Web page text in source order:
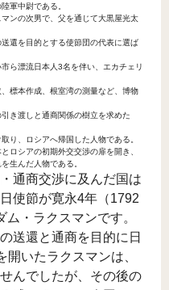
軍中尉である。
ンの次男で、父を通じて大黒屋光太
還を目的とする使節団の代表に選ば
ら漂流日本人3名を伴い、エカチェリ
標本作成、根室湾の測量など、博物
き渡しと通商関係の樹立を求めた
り、ロシアへ帰国した人物である。
ロシアの初期外交交渉の扉を開き、
生んだ人物である。
通商交渉に及んだ国は
使節が寛永4年（1792
・ラクスマンです。
送還と通商を目的に日
開いたラクスマンは、
んでしたが、その後の